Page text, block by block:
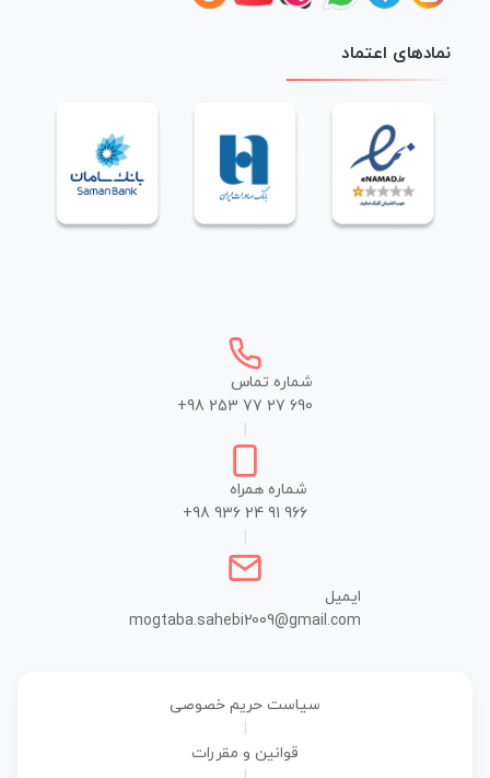
نمادهای اعتماد
شماره تماس
+98 253 77 27 690
شماره همراه
+98 936 24 91 966
ایمیل
mogtaba.sahebi2009@gmail.com
سیاست حریم خصوصی
قوانین و مقررات